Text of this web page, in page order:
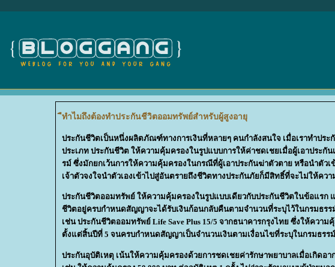
ืทำไมถึงต้องทำประกันชีวิตออมทรัพย์สำหรับผู้สูงอายุ
ประกันชีวิตเป็นหนึ่งผลิตภัณฑ์ทางการเงินที่หลายๆ คนกำลังสนใจ เมื่อเราทำปร
ประเภท ประกันชีวิต ให้ความคุ้มครองในรูปแบบการให้ค่าชดเชยเมื่อผู้เอาประกั
รม์ ซึ่งมักยกเว้นการให้ความคุ้มครองในกรณีที่ผู้เอาประกันฆ่าตัวตาย หรือนำตัว
เจ้าตัวจงใจนำตัวเองเข้าไปสู่อันตรายถึงชีวิตทางประกันภัยก็มีสิทธิ์ที่จะไม่ให้คว
ประกันชีวิตออมทรัพย์ ให้ความคุ้มครองในรูปแบบเดียวกับประกันชีวิตในข้อแรก
ชีวิตอยู่ครบกำหนดสัญญาจะได้รับเงินก้อนกลับคืนตามจำนวนที่ระบุไว้ในกรมธร
เช่น ประกันชีวิตออมทรัพย์ Life Save Plus 15/5 จากธนาคารกรุงไทย ซึ่งให้ควา
ตั้งแต่สิ้นปีที่ 5 จนครบกำหนดสัญญาเป็นจำนวนเงินตามเงื่อนไขที่ระบุในกรมธรรม์
ประกันอุบัติเหตุ เน้นให้ความคุ้มครองด้วยการชดเชยค่ารักษาพยาบาลเมื่อเกิดอ